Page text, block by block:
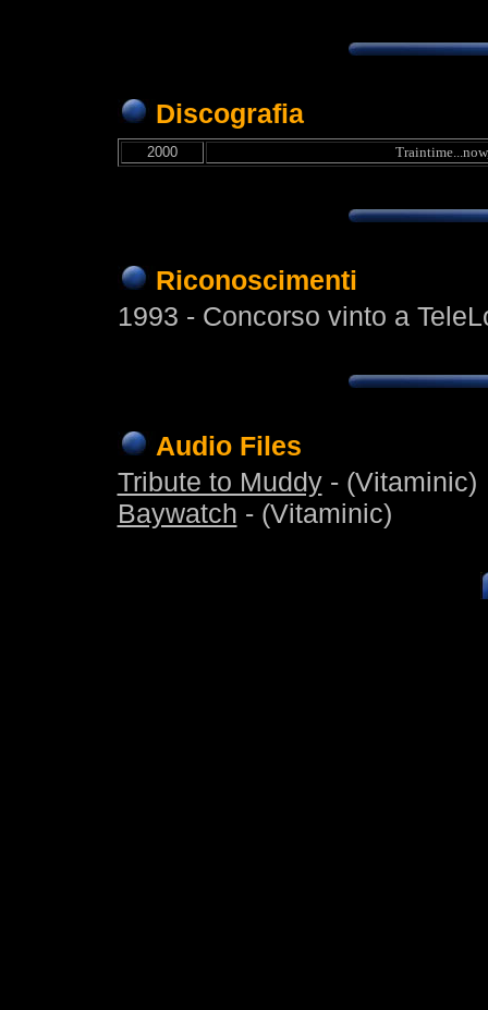
Discografia
2000
Riconoscimenti
1993 - Concorso vinto a
Audio Files
Tribute to Muddy- (Vitaminic)
Baywatch - (Vitaminic)